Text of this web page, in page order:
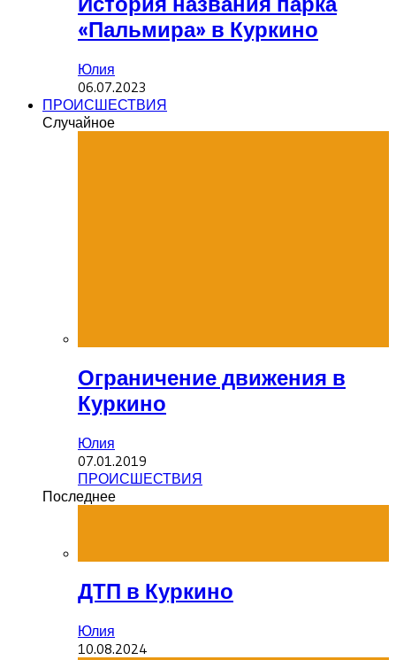
«Пальмира» в Куркино
Юлия
06.07.2023
ПРОИСШЕСТВИЯ
Случайное
Ограничение движения в
Куркино
Юлия
07.01.2019
ПРОИСШЕСТВИЯ
Последнее
ДТП в Куркино
Юлия
10.08.2024